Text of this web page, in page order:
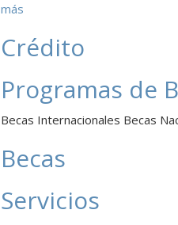
más
Crédito
Programas de
Becas Internacionales Becas
Becas
Servicios